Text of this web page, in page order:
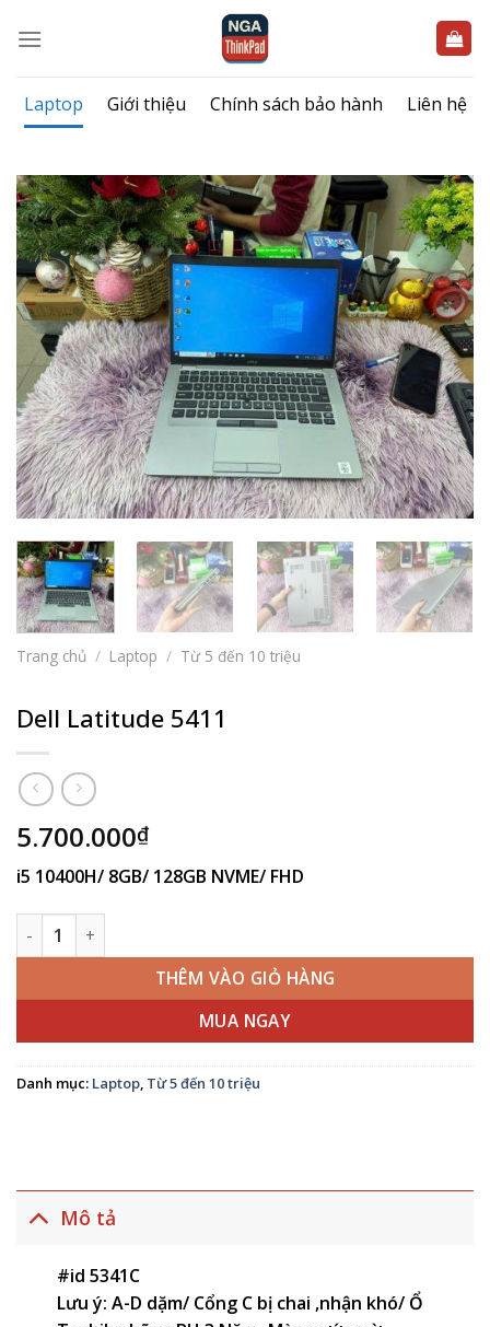
qua
dungLaptop Giới thiệu Chính sách bảo hành Liên hệ
Trang chủ / Laptop / Từ 5 đến 10 triệu
Dell Latitude 5411
5.700.000₫
i5 10400H/ 8GB/ 128GB NVME/ FHD
Dell Latitude 5411 số lượng
THÊM VÀO GIỎ HÀNG
MUA NGAY
Danh mục: Laptop, Từ 5 đến 10 triệu
Mô tả
#id 5341C
Lưu ý: A-D dặm/ Cổng C bị chai ,nhận khó/ Ổ